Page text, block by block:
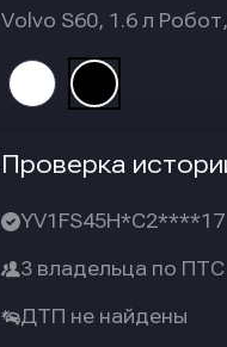
Volvo S60, 1.6 л Робот,
Проверка
YV1FS45H*C2****17
3 владельца по ПТС
ДТП не найдены